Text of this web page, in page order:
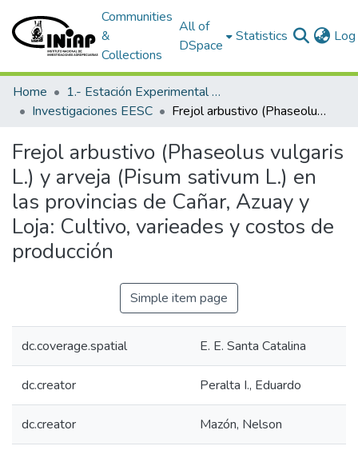
Communities
&
Collections
All of
DSpace
Statistics
Home
1.- Estación Experimental Santa Catalina
Investigaciones EESC
Frejol arbustivo (Phaseolus vulgaris L.) y arveja (Pisum sativum L.) en las provincias de Cañar, Azuay y Loja: Cultivo, varieades y costos de producción
Frejol arbustivo (Phaseolus vulgaris
L.) y arveja (Pisum sativum L.) en
las provincias de Cañar, Azuay y
Loja: Cultivo, varieades y costos de
producción
Simple item page
dc.coverage.spatial E. E. Santa Catalina
dc.creator Peralta I., Eduardo
dc.creator Mazón, Nelson